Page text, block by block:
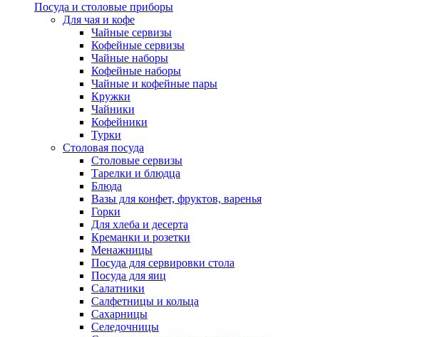
Посуда и столовые приборы
Для чая и кофе
Чайные сервизы
Кофейные сервизы
Чайные наборы
Кофейные наборы
Чайные и кофейные пары
Кружки
Чайники
Кофейники
Турки
Столовая посуда
Столовые сервизы
Тарелки и блюдца
Блюда
Вазы для конфет, фруктов, варенья
Горки
Для хлеба и десерта
Креманки и розетки
Менажницы
Посуда для сервировки стола
Посуда для яиц
Салатники
Салфетницы и кольца
Сахарницы
Селедочницы